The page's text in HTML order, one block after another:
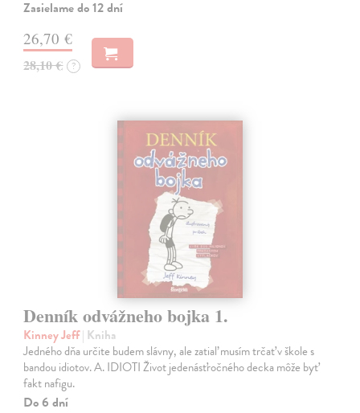
Zasielame do 12 dní
26,70 €
28,10 € ?
Denník odvážneho bojka 1.
Kinney Jeff| Kniha
Jedného dňa určite budem slávny, ale zatiaľ musím trčať v škole s
bandou idiotov. A. IDIOTI Život jedenásťročného decka môže byť
fakt nafigu.
Do 6 dní